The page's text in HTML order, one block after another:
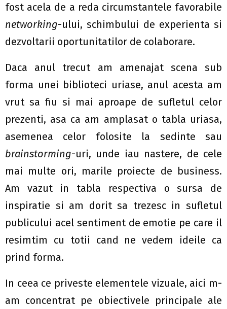
fost acela de a reda circumstantele favorabile
networking-ului, schimbului de experienta si
dezvoltarii oportunitatilor de colaborare.
Daca anul trecut am amenajat scena sub
forma unei biblioteci uriase, anul acesta am
vrut sa fiu si mai aproape de sufletul celor
prezenti, asa ca am amplasat o tabla uriasa,
asemenea celor folosite la sedinte sau
brainstorming-uri, unde iau nastere, de cele
mai multe ori, marile proiecte de business.
Am vazut in tabla respectiva o sursa de
inspiratie si am dorit sa trezesc in sufletul
publicului acel sentiment de emotie pe care il
resimtim cu totii cand ne vedem ideile ca
prind forma.
In ceea ce priveste elementele vizuale, aici m-
am concentrat pe obiectivele principale ale